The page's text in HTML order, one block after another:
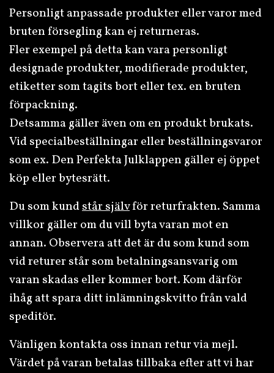
Personligt anpassade produkter eller varor med
bruten försegling kan ej returneras.
Fler exempel på detta kan vara personligt
designade produkter, modifierade produkter,
etiketter som tagits bort eller tex. en bruten
förpackning.
Detsamma gäller även om en produkt brukats.
Vid specialbeställningar eller beställningsvaror
som ex. Den Perfekta Julklappen gäller ej öppet
köp eller bytesrätt.
Du som kundstår självför returfrakten. Samma
villkor gäller om du vill byta varan mot en
annan. Observera att det är du som kund som
vid returer står som betalningsansvarig om
varan skadas eller kommer bort. Kom därför
ihåg att spara ditt inlämningskvitto från vald
speditör.
Vänligen kontakta oss innan retur via mejl.
Värdet på varan betalas tillbaka efter att vi har